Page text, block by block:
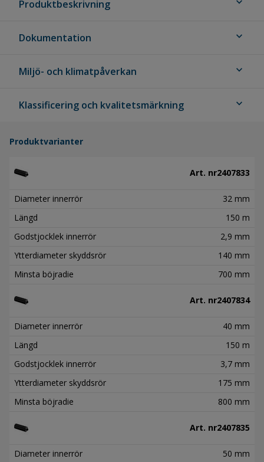
Produktbeskrivning
Dokumentation expand_more
Miljö- och klimatpåverkan expand_more
Klassificering och kvalitetsmärkning expand_more
Produktvarianter
Art. nr2407833
Diameter innerrör
32 mm
Längd
150 m
Godstjocklek innerrör
2,9 mm
Ytterdiameter skyddsrör
140 mm
Minsta böjradie
700 mm
Art. nr2407834
Diameter innerrör
40 mm
Längd
150 m
Godstjocklek innerrör
3,7 mm
Ytterdiameter skyddsrör
175 mm
Minsta böjradie
800 mm
Art. nr2407835
Diameter innerrör
50 mm